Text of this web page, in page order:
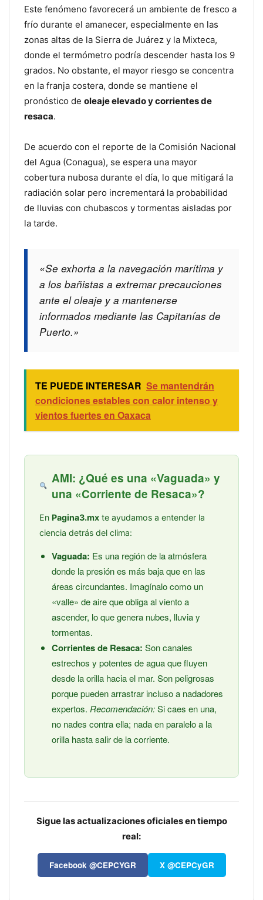
Este fenómeno favorecerá un ambiente de fresco a
frío durante el amanecer, especialmente en las
zonas altas de la Sierra de Juárez y la Mixteca,
donde el termómetro podría descender hasta los 9
grados. No obstante, el mayor riesgo se concentra
en la franja costera, donde se mantiene el
pronóstico de oleaje elevado y corrientes de
resaca.
De acuerdo con el reporte de la Comisión Nacional
del Agua (Conagua), se espera una mayor
cobertura nubosa durante el día, lo que mitigará la
radiación solar pero incrementará la probabilidad
de lluvias con chubascos y tormentas aisladas por
la tarde.
«Se exhorta a la navegación marítima y
a los bañistas a extremar precauciones
ante el oleaje y a mantenerse
informados mediante las Capitanías de
Puerto.»
TE PUEDE INTERESAR Se mantendrán
condiciones estables con calor intenso y
vientos fuertes en Oaxaca
AMI: ¿Qué es una «Vaguada» y
una «Corriente de Resaca»?
En Pagina3.mx te ayudamos a entender la
ciencia detrás del clima:
Vaguada: Es una región de la atmósfera
donde la presión es más baja que en las
áreas circundantes. Imagínalo como un
«valle» de aire que obliga al viento a
ascender, lo que genera nubes, lluvia y
tormentas.
Corrientes de Resaca: Son canales
estrechos y potentes de agua que fluyen
desde la orilla hacia el mar. Son peligrosas
porque pueden arrastrar incluso a nadadores
expertos. Recomendación:Si caes en una,
no nades contra ella; nada en paralelo a la
orilla hasta salir de la corriente.
Sigue las actualizaciones oficiales en tiempo
real:
Facebook @CEPCYGR X @CEPCyGR